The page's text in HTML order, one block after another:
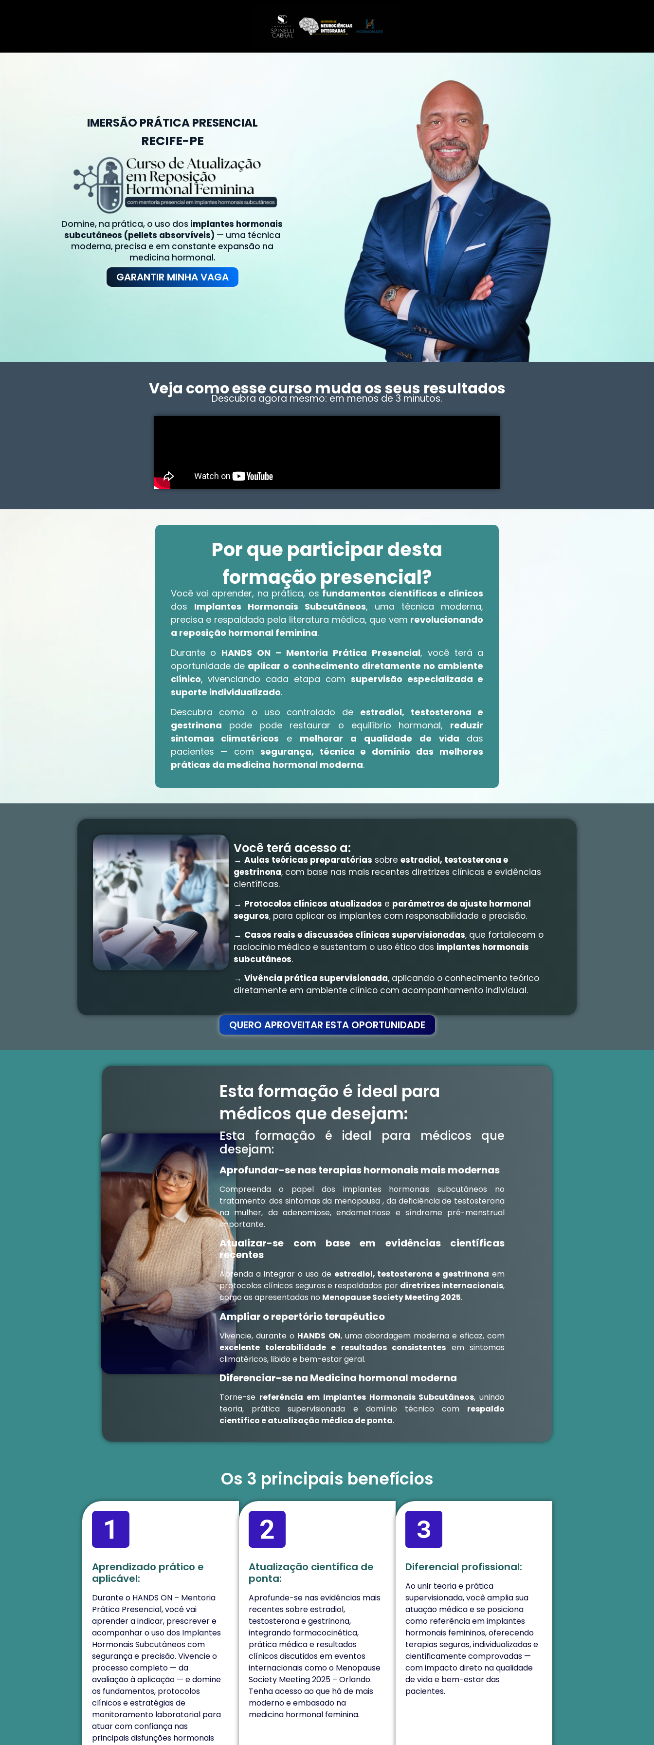
IMERSÃO PRÁTICA PRESENCIAL
RECIFE-PE
Domine, na prática, o uso dos implantes hormonais
subcutâneos (pellets absorvíveis) — uma técnica
moderna, precisa e em constante expansão na
medicina hormonal.
GARANTIR MINHA VAGA
Veja como esse curso muda os seus resultados
Descubra agora mesmo: em menos de 3 minutos.
Por que participar desta
formação presencial?
Você vai aprender, na prática, os fundamentos científicos e clínicos
dos Implantes Hormonais Subcutâneos, uma técnica moderna,
precisa e respaldada pela literatura médica, que vem revolucionando
a reposição hormonal feminina.
Durante o HANDS ON – Mentoria Prática Presencial, você terá a
oportunidade de aplicar o conhecimento diretamente no ambiente
clínico, vivenciando cada etapa com supervisão especializada e
suporte individualizado.
Descubra como o uso controlado de estradiol, testosterona e
gestrinona pode pode restaurar o equilíbrio hormonal, reduzir
sintomas climatéricos e melhorar a qualidade de vida das
pacientes — com segurança, técnica e domínio das melhores
práticas da medicina hormonal moderna.
Você terá acesso a:
→ Aulas teóricas preparatórias sobre estradiol, testosterona e
gestrinona, com base nas mais recentes diretrizes clínicas e evidências
científicas.
→ Protocolos clínicos atualizados e parâmetros de ajuste hormonal
seguros, para aplicar os implantes com responsabilidade e precisão.
→ Casos reais e discussões clínicas supervisionadas, que fortalecem o
raciocínio médico e sustentam o uso ético dos implantes hormonais
subcutâneos.
→ Vivência prática supervisionada, aplicando o conhecimento teórico
diretamente em ambiente clínico com acompanhamento individual.
QUERO APROVEITAR ESTA OPORTUNIDADE
Esta formação é ideal para
médicos que desejam:
Esta formação é ideal para médicos que
desejam:
Aprofundar-se nas terapias hormonais mais modernas
Compreenda o papel dos implantes hormonais subcutâneos no
tratamento: dos sintomas da menopausa , da deficiência de testosterona
na mulher, da adenomiose, endometriose e síndrome pré-menstrual
importante.
Atualizar-se com base em evidências científicas
recentes
Aprenda a integrar o uso de estradiol, testosterona e gestrinona em
protocolos clínicos seguros e respaldados por diretrizes internacionais,
como as apresentadas no Menopause Society Meeting 2025.
Ampliar o repertório terapêutico
Vivencie, durante o HANDS ON, uma abordagem moderna e eficaz, com
excelente tolerabilidade e resultados consistentes em sintomas
climatéricos, libido e bem-estar geral.
Diferenciar-se na Medicina hormonal moderna
Torne-se referência em Implantes Hormonais Subcutâneos, unindo
teoria, prática supervisionada e domínio técnico com respaldo
científico e atualização médica de ponta.
Os 3 principais benefícios
Aprendizado prático e
aplicável:
Durante o HANDS ON – Mentoria
Prática Presencial, você vai
aprender a indicar, prescrever e
acompanhar o uso dos Implantes
Hormonais Subcutâneos com
segurança e precisão. Vivencie o
processo completo — da
avaliação à aplicação — e domine
os fundamentos, protocolos
clínicos e estratégias de
monitoramento laboratorial para
atuar com confiança nas
principais disfunções hormonais
Atualização científica de
ponta:
Aprofunde-se nas evidências mais
recentes sobre estradiol,
testosterona e gestrinona,
integrando farmacocinética,
prática médica e resultados
clínicos discutidos em eventos
internacionais como o Menopause
Society Meeting 2025 – Orlando.
Tenha acesso ao que há de mais
moderno e embasado na
medicina hormonal feminina.
Diferencial profissional:
Ao unir teoria e prática
supervisionada, você amplia sua
atuação médica e se posiciona
como referência em implantes
hormonais femininos, oferecendo
terapias seguras, individualizadas e
cientificamente comprovadas —
com impacto direto na qualidade
de vida e bem-estar das
pacientes.